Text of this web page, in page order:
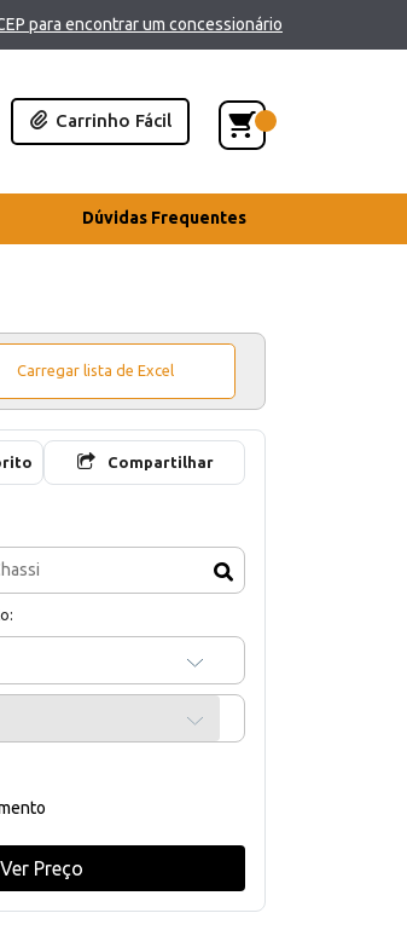
para encontrar um concessionário
Carrinho Fácil
Dúvidas Frequentes
Carregar lista de Excel
Compartilhar
Ver Preço